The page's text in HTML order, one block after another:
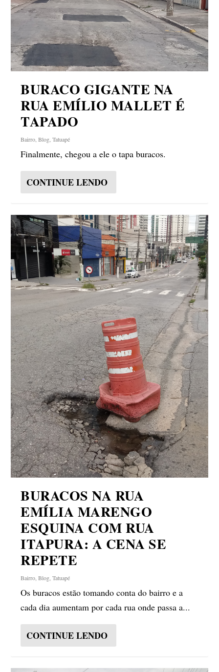
BURACO GIGANTE NA
RUA EMÍLIO MALLET É
TAPADO
Bairro,Blog,Tatuapé
Finalmente, chegou a ele o tapa buracos.
CONTINUE LENDO
BURACOS NA RUA
EMÍLIA MARENGO
ESQUINA COM RUA
ITAPURA: A CENA SE
REPETE
Bairro,Blog,Tatuapé
Os buracos estão tomando conta do bairro e a
cada dia aumentam por cada rua onde passa a...
CONTINUE LENDO